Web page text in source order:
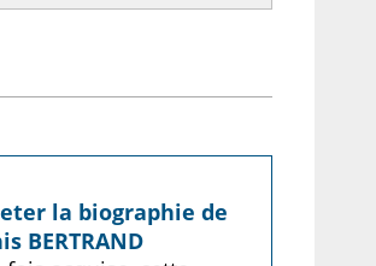
la biographie de
BERTRAND